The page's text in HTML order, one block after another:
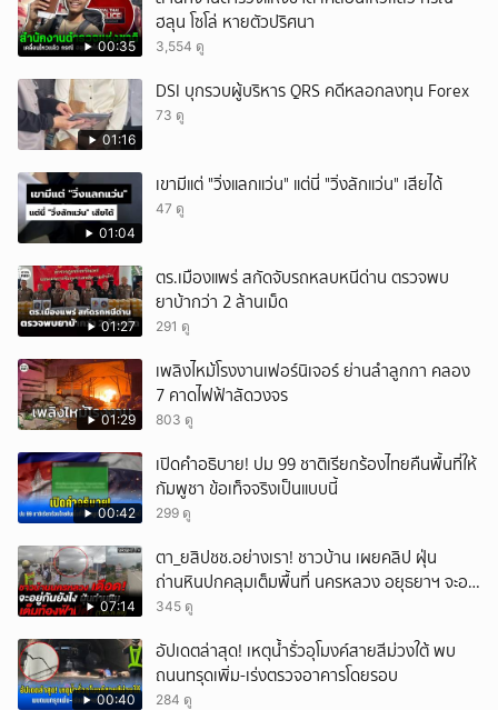
00:35
ฮลุน โซโล่ หายตัวปริศนา
3,554 ดู
01:16
DSI บุกรวบผู้บริหาร QRS คดีหลอกลงทุน Forex
73 ดู
01:04
เขามีแต่ "วิ่งแลกแว่น" แต่นี่ "วิ่งลักแว่น" เสียได้
47 ดู
01:27
ตร.เมืองแพร่ สกัดจับรถหลบหนีด่าน ตรวจพบ
ยาบ้ากว่า 2 ล้านเม็ด
291 ดู
01:29
เพลิงไหม้โรงงานเฟอร์นิเจอร์ ย่านลำลูกกา คลอง
7 คาดไฟฟ้าลัดวงจร
803 ดู
00:42
เปิดคำอธิบาย! ปม 99 ชาติเรียกร้องไทยคืนพื้นที่ให้
กัมพูชา ข้อเท็จจริงเป็นแบบนี้
299 ดู
07:14
ตา_ยสิปชช.อย่างเรา! ชาวบ้าน เผยคลิป ฝุ่น
ถ่านหินปกคลุมเต็มพื้นที่ นครหลวง อยุธยาฯ จะอยู่
กันยังไง
345 ดู
00:40
อัปเดตล่าสุด! เหตุน้ำรั่วอุโมงค์สายสีม่วงใต้ พบ
ถนนทรุดเพิ่ม-เร่งตรวจอาคารโดยรอบ
284 ดู